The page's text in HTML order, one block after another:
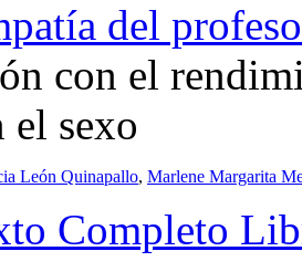
del
con el
el sexo
León Quinapallo, Marlene Margarita
Completo